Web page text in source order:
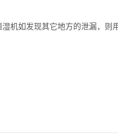
机如发现其它地方的泄漏，则